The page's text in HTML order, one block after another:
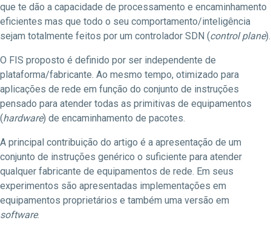
que te dão a capacidade de processamento e encaminhamento
eficientes mas que todo o seu comportamento/inteligência
sejam totalmente feitos por um controlador SDN (control plane).
O FIS proposto é definido por ser independente de
plataforma/fabricante. Ao mesmo tempo, otimizado para
aplicações de rede em função do conjunto de instruções
pensado para atender todas as primitivas de equipamentos
(hardware) de encaminhamento de pacotes.
A principal contribuição do artigo é a apresentação de um
conjunto de instruções genérico o suficiente para atender
qualquer fabricante de equipamentos de rede. Em seus
experimentos são apresentadas implementações em
equipamentos proprietários e também uma versão em
software.